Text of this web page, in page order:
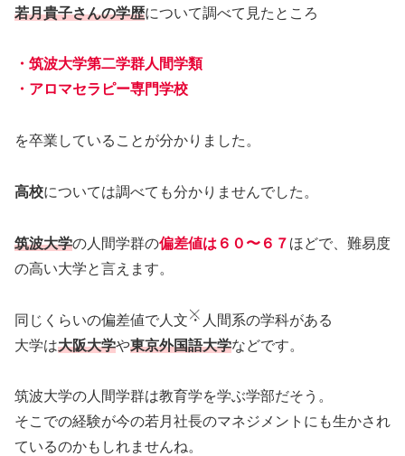
若月貴子さんの学歴について調べて見たところ
・筑波大学第二学群人間学類
・アロマセラピー専門学校
を卒業していることが分かりました。
高校については調べても分かりませんでした。
筑波大学の人間学群の偏差値は６０〜６７ ほどで、難易度
の高い大学と言えます。
同じくらいの偏差値で人文・人間系の学科がある
大学は大阪大学や東京外国語大学などです。
筑波大学の人間学群は教育学を学ぶ学部だそう。
そこでの経験が今の若月社長のマネジメントにも生かされ
ているのかもしれませんね。